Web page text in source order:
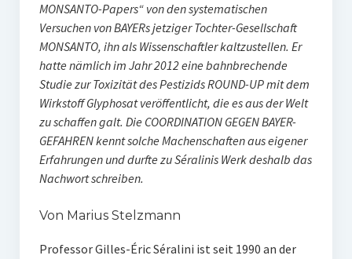
MONSANTO-Papers“ von den systematischen
Versuchen von BAYERs jetziger Tochter-Gesellschaft
MONSANTO, ihn als Wissenschaftler kaltzustellen. Er
hatte nämlich im Jahr 2012 eine bahnbrechende
Studie zur Toxizität des Pestizids ROUND-UP mit dem
Wirkstoff Glyphosat veröffentlicht, die es aus der Welt
zu schaffen galt. Die COORDINATION GEGEN BAYER-
GEFAHREN kennt solche Machenschaften aus eigener
Erfahrungen und durfte zu Séralinis Werk deshalb das
Nachwort schreiben.
Von Marius Stelzmann
Professor Gilles-Éric Séralini ist seit 1990 an der